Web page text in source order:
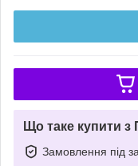
Що таке купити з
Замовлення під